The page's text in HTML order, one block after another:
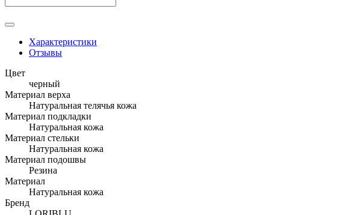
Характеристики
Отзывы
Цвет
черный
Материал верха
Натуральная телячья кожа
Материал подкладки
Натуральная кожа
Материал стельки
Натуральная кожа
Материал подошвы
Резина
Материал
Натуральная кожа
Бренд